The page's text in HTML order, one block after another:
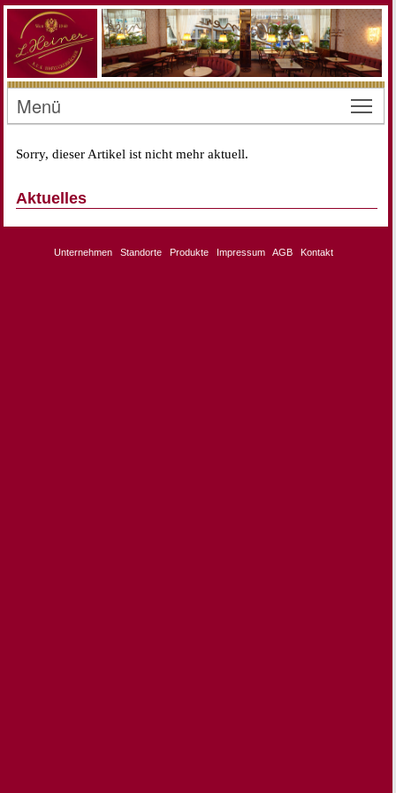
Menü
Sorry, dieser Artikel ist nicht mehr aktuell.
Aktuelles
Unternehmen Standorte Produkte Impressum AGB Kontakt